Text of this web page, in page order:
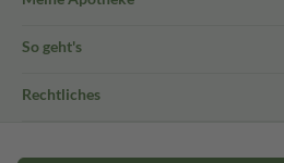
So geht's
Rechtliches